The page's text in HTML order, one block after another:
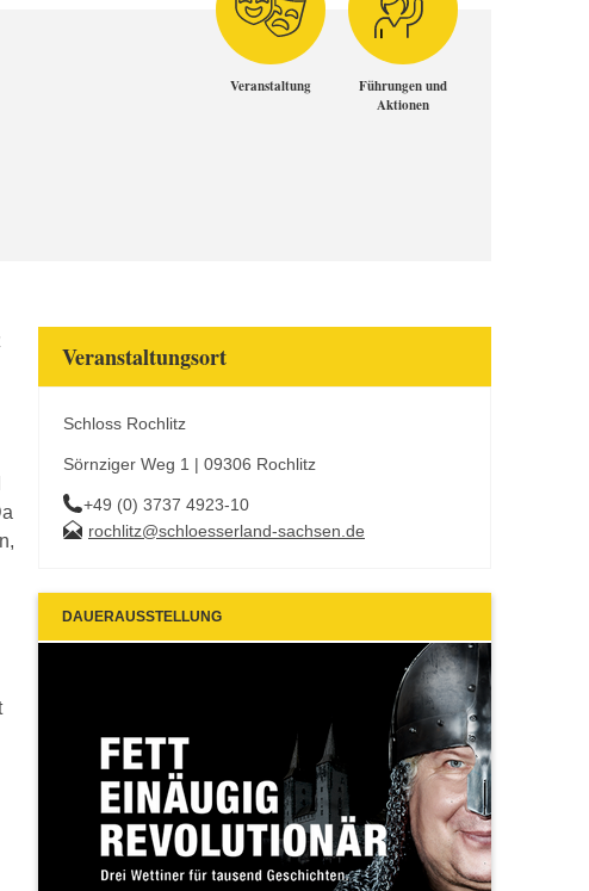
Veranstaltung
Führungen und
Aktionen
Veranstaltungsort
Schloss Rochlitz
Sörnziger Weg 1 | 09306 Rochlitz
+49 (0) 3737 4923-10
rochlitz@schloesserland-sachsen.de
DAUERAUSSTELLUNG